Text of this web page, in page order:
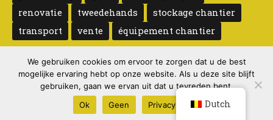
renovatie
tweedehands
stockage chantier
transport
vente équipement chantier
Copyright © 2026 Qijco le BlogDutch
We gebruiken cookies om ervoor te zorgen dat u de best
mogelijke ervaring hebt op onze website. Als u deze site blijft
gebruiken, gaan we ervan uit dat u tevreden bent.
Ok
Geen Privacybeleid